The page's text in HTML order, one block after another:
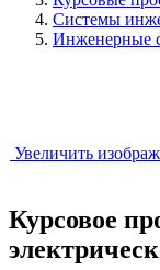
Системы
Инженерные
Увеличить
Курсовое